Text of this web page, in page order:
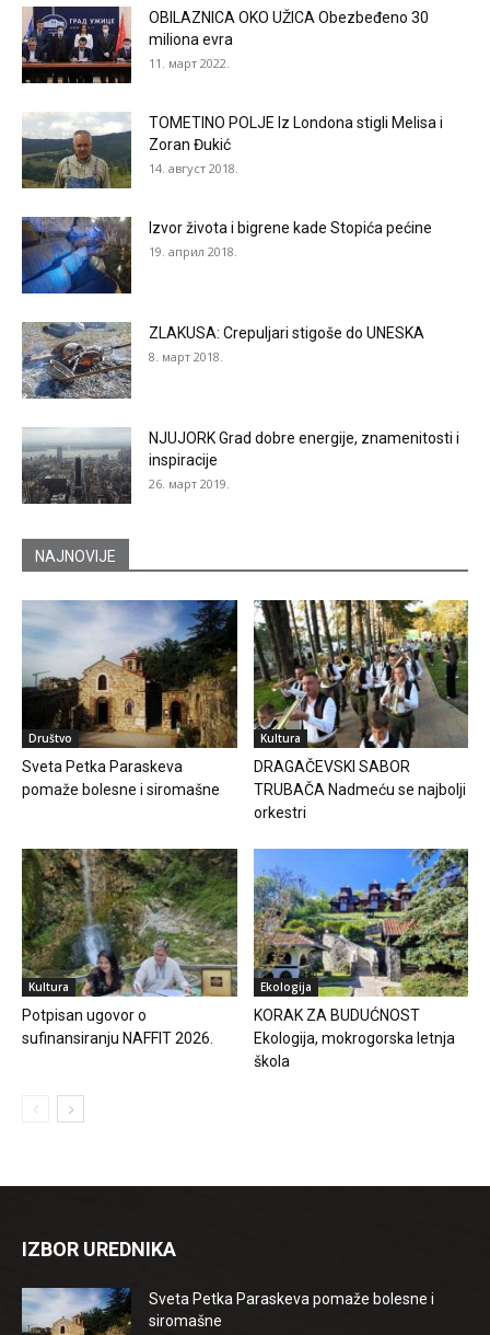
OBILAZNICA OKO UŽICA Obezbeđeno 30
miliona evra
11. март 2022.
TOMETINO POLJE Iz Londona stigli Melisa i
Zoran Đukić
14. август 2018.
Izvor života i bigrene kade Stopića pećine
19. април 2018.
ZLAKUSA: Crepuljari stigoše do UNESKA
8. март 2018.
NJUJORK Grad dobre energije, znamenitosti i
inspiracije
26. март 2019.
NAJNOVIJE
Društvo
Sveta Petka Paraskeva
pomaže bolesne i siromašne
Kultura
DRAGAČEVSKI SABOR
TRUBAČA Nadmeću se najbolji
orkestri
Kultura
Potpisan ugovor o
sufinansiranju NAFFIT 2026.
Ekologija
KORAK ZA BUDUĆNOST
Ekologija, mokrogorska letnja
škola
IZBOR UREDNIKA
Sveta Petka Paraskeva pomaže bolesne i
siromašne